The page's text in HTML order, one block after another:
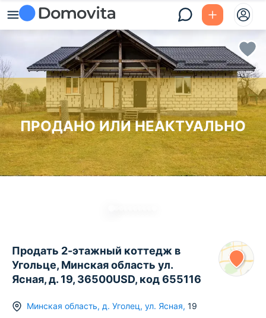
ПРОДАНО ИЛИ НЕАКТУАЛЬНО
Продать 2-этажный коттедж в
Угольце, Минская область ул.
Ясная, д. 19, 36500USD, код 655116
Минская область, д. Уголец, ул. Ясная, 19